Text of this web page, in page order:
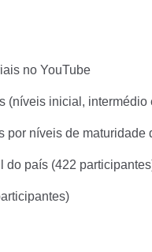
no YouTube
(níveis inicial, intermédio
por níveis de maturidade
do país (422